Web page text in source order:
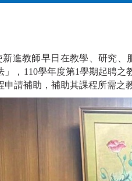
進教師早日在教學、研究
，110學年度第1學期起聘
請補助，補助其課程所需之